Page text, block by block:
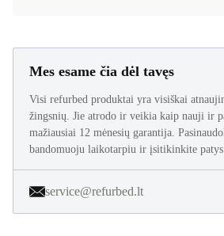
Mes esame čia dėl tavęs
Visi refurbed produktai yra visiškai
žingsnių. Jie atrodo ir veikia kaip nauji ir
mažiausiai 12 mėnesių garantija.
bandomuoju laikotarpiu ir įsitikinkite patys.
service@refurbed.lt